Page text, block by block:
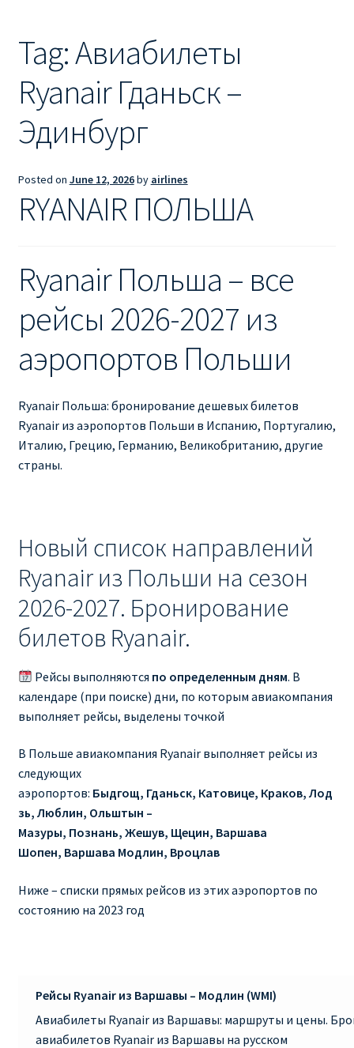
RYANAIR ИЗ РИГИ
Ryanair из Стокгольма
RYANAIR ИЗ ТАЛЛИНА
Ryanair из Тампере
RYANAIR ИЗ ЧЕХИИ | ПРАГА, ОСТРАВА, ПАРДУБИЦЕ,
Ryanair изменение имени
Ryanair изменения
Ryanair изменить дату
Ryanair изменить фамилию
Ryanair Испания
Ryanair направления, акции
Ryanair онлайн регистрация
Ryanair ошибка в фамилии, имени
Ryanair пересадки
Ryanair Польша
RYANAIR ПОРТУГАЛИЯ
RYANAIR ПОСАДОЧНЫЙ ТАЛОН – BOARDING PASS
Ryanair Россия
RYANAIR УКРАИНА | АВИАБИЛЕТЫ ОТ €15
Ryanair Україна из Киева, Одессы, Львова, Харькова,
Tag:Авиабилеты
Ryanair Гданьск –
Эдинбург
Posted on June 12, 2026by airlines
RYANAIR ПОЛЬША
Ryanair Польша – все
рейсы 2026-2027 из
аэропортов Польши
Ryanair Польша: бронирование дешевых билетов
Ryanair из аэропортов Польши в Испанию, Португалию,
Италию, Грецию, Германию, Великобританию, другие
страны.
Новый список направлений
Ryanair из Польши на сезон
2026-2027. Бронирование
билетов Ryanair.
Рейсы выполняются по определенным дням. В
календаре (при поиске) дни, по которым авиакомпания
выполняет рейсы, выделены точкой
В Польше авиакомпания Ryanair выполняет рейсы из
следующих
аэропортов: Быдгощ, Гданьск, Катовице, Краков, Лод
зь, Люблин, Ольштын –
Мазуры, Познань, Жешув, Щецин, Варшава
Шопен, Варшава Модлин, Вроцлав
Ниже – списки прямых рейсов из этих аэропортов по
состоянию на 2023 год
Рейсы Ryanair из Варшавы – Модлин (WMI)
Авиабилеты Ryanair из Варшавы: маршруты и цены.
авиабилетов Ryanair из Варшавы на русском